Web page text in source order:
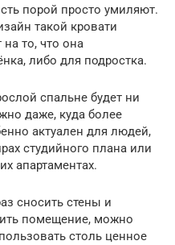
порой просто умиляют.
такой кровати
то, что она
либо для подростка.
спальне будет ни
даже, куда более
актуален для людей,
студийного плана или
апартаментах.
сносить стены и
помещение, можно
столь ценное